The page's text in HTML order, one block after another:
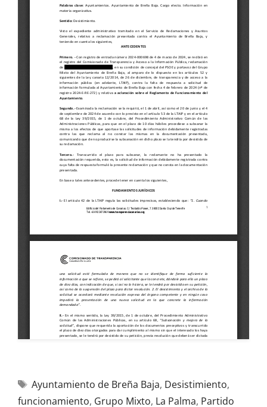
Ayuntamiento de Breña Baja, Desistimiento,
funcionamiento, Grupo Mixto, La Palma, Partido